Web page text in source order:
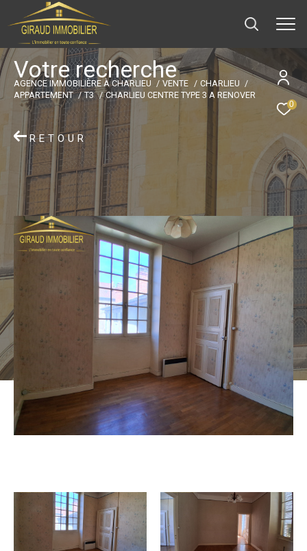
0
Votre recherche
AGENCE IMMOBILIÈRE À CHARLIEU VENTE
CHARLIEU
APPARTEMENT
T3 CHARLIEU CENTRE TYPE 3 A RENOVER
RETOUR